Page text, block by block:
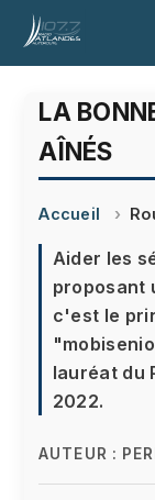
LA
AÎNÉS
Accueil
Aider les
proposant
c'est le
lauréat du
2022.
AUTEUR :